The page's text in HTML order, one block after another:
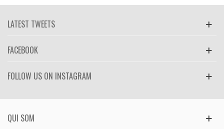
LATEST TWEETS
FACEBOOK
FOLLOW US ON INSTAGRAM
QUI SOM